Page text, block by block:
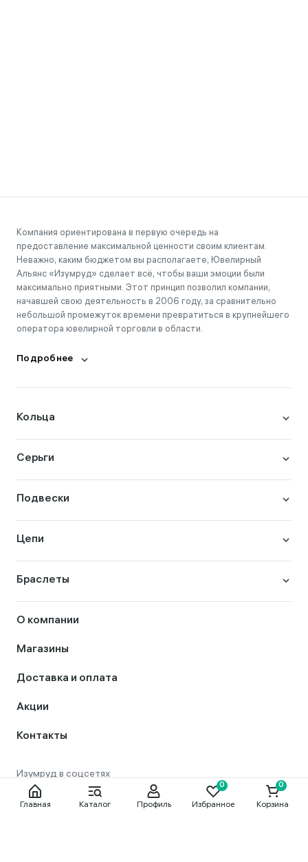
Компания ориентирована в первую очередь на
предоставление максимальной ценности своим клиентам.
Неважно, каким бюджетом вы располагаете, Ювелирный
Альянс «Изумруд» сделает всё, чтобы ваши эмоции были
максимально приятными. Этот принцип позволил компании,
начавшей свою деятельность в 2006 году, за сравнительно
небольшой промежуток времени превратиться в крупнейшего
оператора ювелирной торговли в области.
Подробнее
Кольца
Серьги
Подвески
Цепи
Браслеты
О компании
Магазины
Доставка и оплата
Акции
Контакты
Главная Каталог Профиль Избранное Корзина